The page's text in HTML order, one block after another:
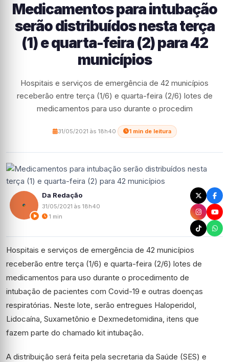
Medicamentos para intubação
serão distribuídos nesta terça
(1) e quarta-feira (2) para 42
municípios
Hospitais e serviços de emergência de 42 municípios
receberão entre terça (1/6) e quarta-feira (2/6) lotes de
medicamentos para uso durante o procedim
31/05/2021 às 18h40 1 min de leitura
Da Redação
31/05/2021 às 18h40
1 min
Hospitais e serviços de emergência de 42 municípios
receberão entre terça (1/6) e quarta-feira (2/6) lotes de
medicamentos para uso durante o procedimento de
intubação de pacientes com Covid-19 e outras doenças
respiratórias. Neste lote, serão entregues Haloperidol,
Lidocaína, Suxametônio e Dexmedetomidina, itens que
fazem parte do chamado kit intubação.
A distribuição será feita pela secretaria da Saúde (SES) e